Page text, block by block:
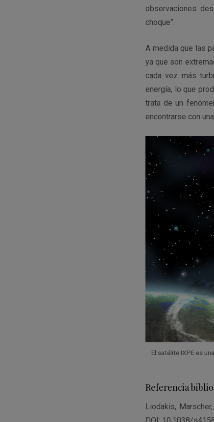
observaciones
choque”.
A medida que las
ya que son
cada vez más
energía, lo que
trata de un
encontrarse con
El satélite IXPE es
Referencia
Liodakis,